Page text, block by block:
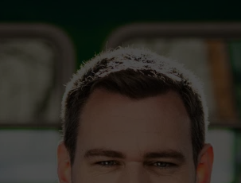
Ingatlanpiaci szakértők szerint akár 5 százalékkal